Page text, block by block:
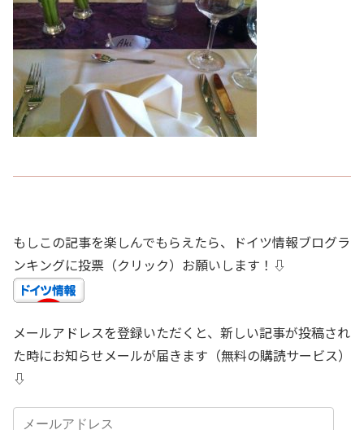
もしこの記事を楽しんでもらえたら、ドイツ情報ブログラ
ンキングに投票（クリック）お願いします！⇩
メールアドレスを登録いただくと、新しい記事が投稿され
た時にお知らせメールが届きます（無料の購読サービス）
⇩